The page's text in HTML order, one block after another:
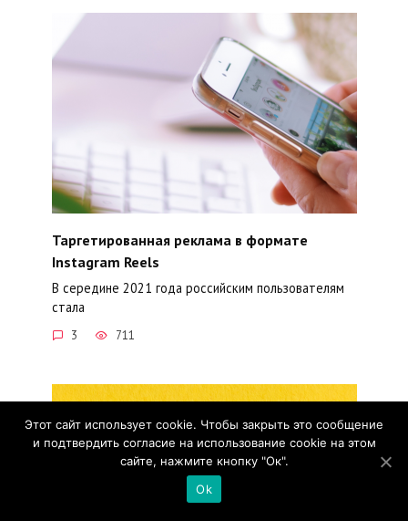
Таргетированная реклама в формате
Instagram Reels
В середине 2021 года российским пользователям
стала
3 711
Этот сайт использует cookie. Чтобы закрыть это сообщение
и подтвердить согласие на использование cookie на этом
сайте, нажмите кнопку "Ок".
Ok